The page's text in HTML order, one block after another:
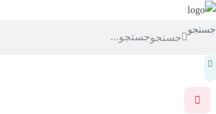
جستجو
جستجو